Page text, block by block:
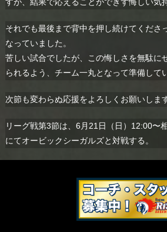
それでも最後まで背中を押し続けてくださ
なっていました。
苦しい試合でしたが、この悔しさを無駄に
られるよう、チーム一丸となって準備して
次節も変わらぬ応援をよろしくお願いします
リーグ戦第3節は、6月21日（日）12:00〜
にてオービックシーガルズと対戦する。